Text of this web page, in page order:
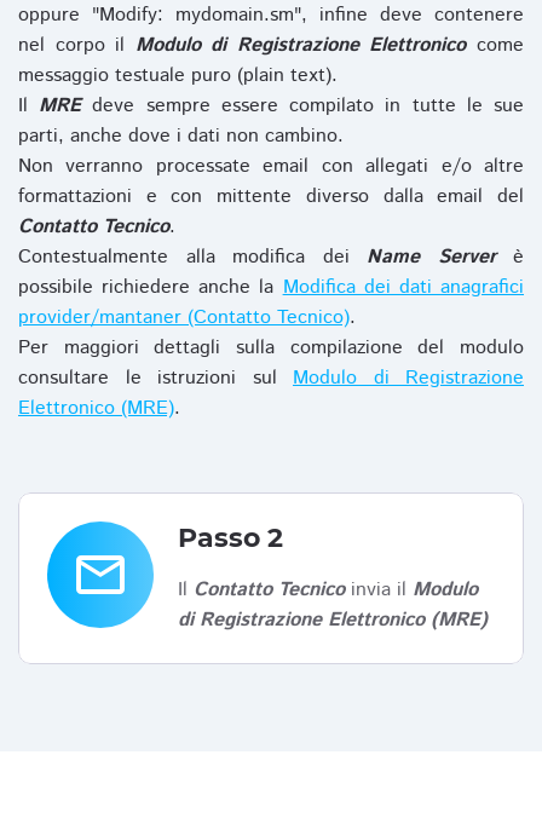
oppure "Modify: mydomain.sm", infine deve contenere
nel corpo il Modulo di Registrazione Elettronicocome
messaggio testuale puro (plain text).
Il MREdeve sempre essere compilato in tutte le sue
parti, anche dove i dati non cambino.
Non verranno processate email con allegati e/o altre
formattazioni e con mittente diverso dalla email del
Contatto Tecnico.
Contestualmente alla modifica dei Name Serverè
possibile richiedere anche laModifica dei dati anagrafici
provider/mantaner (Contatto Tecnico).
Per maggiori dettagli sulla compilazione del modulo
consultare le istruzioni sul Modulo di Registrazione
Elettronico (MRE).
email
Passo 2
Il Contatto Tecnicoinvia il Modulo
di Registrazione Elettronico (MRE)